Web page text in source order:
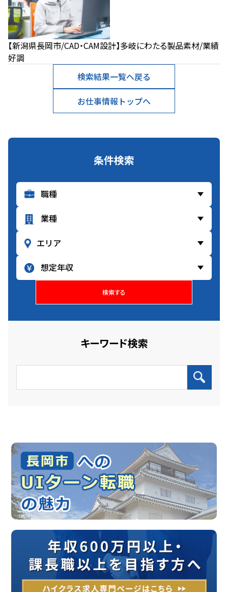
条件検索
検索する
キーワード検索
【新潟県長岡市/CAD・CAM設計】多岐にわたる製品素材/業績
好調
検索結果一覧へ戻る
お仕事情報トップへ